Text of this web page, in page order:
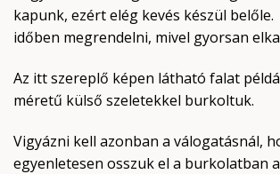
kapunk, ezért elég kevés készül belőle.
időben megrendelni, mivel gyorsan
Az itt szereplő képen látható falat
méretű külső szeletekkel burkoltuk.
Vigyázni kell azonban a válogatásnál,
egyenletesen osszuk el a burkolatban